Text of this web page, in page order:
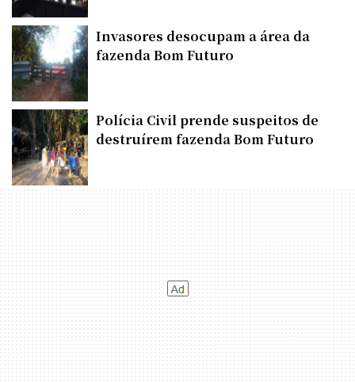
Invasores desocupam a área da
fazenda Bom Futuro
Polícia Civil prende suspeitos de
destruírem fazenda Bom Futuro